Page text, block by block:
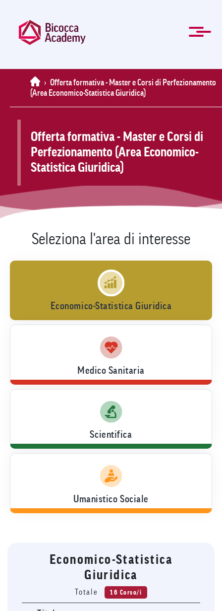
Home
Chi Siamo
La Mission
Organi
Modulistica
Contatti
Agevolazioni
Master e Corsi di perfezionamento
Formazione manageriale e professionale
News
FAQ
Per le Aziende
ENG
Home
› Offerta formativa - Master e Corsi di Perfezionamento
(Area Economico-Statistica Giuridica)
Offerta formativa - Master e Corsi di
Perfezionamento (Area Economico-
Statistica Giuridica)
Seleziona l'area di interesse
Economico-Statistica Giuridica
Medico Sanitaria
Scientifica
Umanistico Sociale
Economico-Statistica
Giuridica
Totale 16 Corso/i